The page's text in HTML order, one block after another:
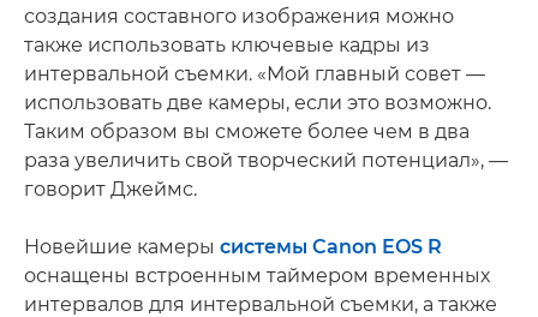
создания составного изображения можно
также использовать ключевые кадры из
интервальной съемки. «Мой главный совет —
использовать две камеры, если это возможно.
Таким образом вы сможете более чем в два
раза увеличить свой творческий потенциал», —
говорит Джеймс.
Новейшие камеры системы Canon EOS R
оснащены встроенным таймером временных
интервалов для интервальной съемки, а также